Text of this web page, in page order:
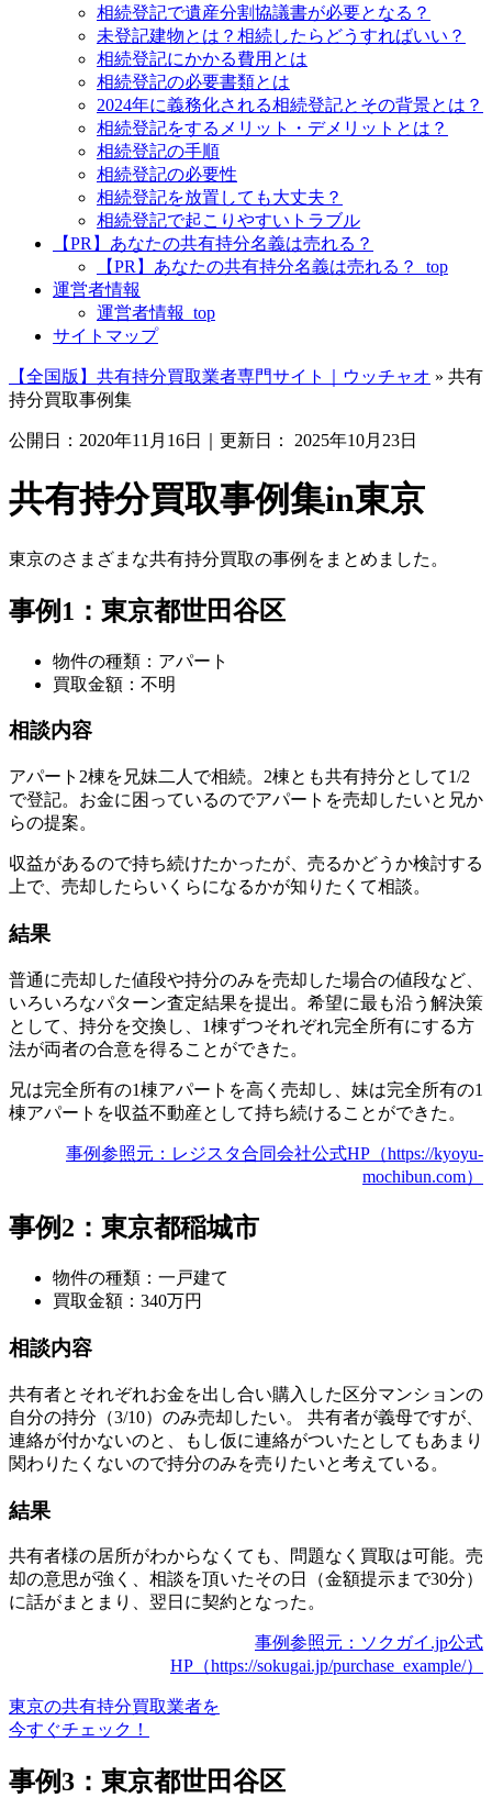
相続登記で遺産分割協議書が必要となる？
未登記建物とは？相続したらどうすればいい？
相続登記にかかる費用とは
相続登記の必要書類とは
2024年に義務化される相続登記とその背景とは？
相続登記をするメリット・デメリットとは？
相続登記の手順
相続登記の必要性
相続登記を放置しても大丈夫？
相続登記で起こりやすいトラブル
【PR】あなたの共有持分名義は売れる？
【PR】あなたの共有持分名義は売れる？_top
運営者情報
運営者情報_top
サイトマップ
【全国版】共有持分買取業者専門サイト｜ウッチャオ » 共有
持分買取事例集
公開日： 2020年11月16日 ｜更新日： 2025年10月23日
共有持分買取事例集in東京
東京のさまざまな共有持分買取の事例をまとめました。
事例1：東京都世田谷区
物件の種類：アパート
買取金額：不明
相談内容
アパート2棟を兄妹二人で相続。2棟とも共有持分として1/2
で登記。お金に困っているのでアパートを売却したいと兄か
らの提案。
収益があるので持ち続けたかったが、売るかどうか検討する
上で、売却したらいくらになるかが知りたくて相談。
結果
普通に売却した値段や持分のみを売却した場合の値段など、
いろいろなパターン査定結果を提出。希望に最も沿う解決策
として、持分を交換し、1棟ずつそれぞれ完全所有にする方
法が両者の合意を得ることができた。
兄は完全所有の1棟アパートを高く売却し、妹は完全所有の1
棟アパートを収益不動産として持ち続けることができた。
事例参照元：レジスタ合同会社公式HP（https://kyoyu-
mochibun.com）
事例2：東京都稲城市
物件の種類：一戸建て
買取金額：340万円
相談内容
共有者とそれぞれお金を出し合い購入した区分マンションの
自分の持分（3/10）のみ売却したい。 共有者が義母ですが、
連絡が付かないのと、もし仮に連絡がついたとしてもあまり
関わりたくないので持分のみを売りたいと考えている。
結果
共有者様の居所がわからなくても、問題なく買取は可能。売
却の意思が強く、相談を頂いたその日（金額提示まで30分）
に話がまとまり、翌日に契約となった。
事例参照元：ソクガイ.jp公式
HP（https://sokugai.jp/purchase_example/）
東京の共有持分買取業者を
今すぐチェック！
事例3：東京都世田谷区